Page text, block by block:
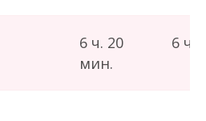
6 ч. 20
мин.
6 ч.